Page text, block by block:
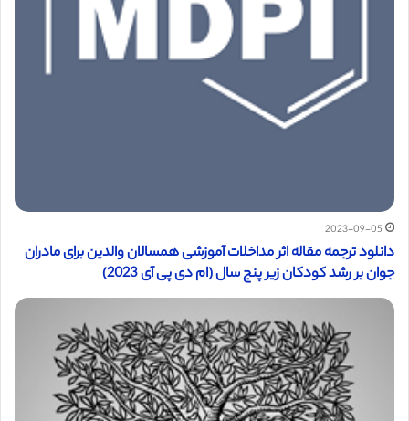
2023-09-05
دانلود ترجمه مقاله اثر مداخلات آموزشی همسالان والدین برای مادران
جوان بر رشد کودکان زیر پنج سال (ام دی پی آی 2023)